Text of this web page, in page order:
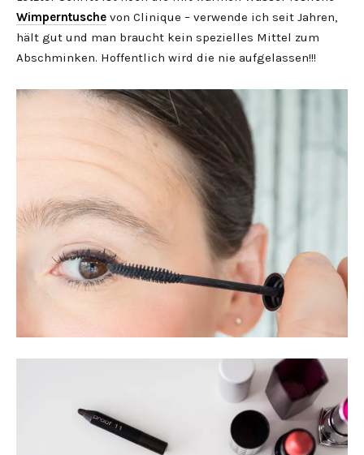
Wimperntusche von Clinique – verwende ich seit Jahren,
hält gut und man braucht kein spezielles Mittel zum
Abschminken. Hoffentlich wird die nie aufgelassen!!!